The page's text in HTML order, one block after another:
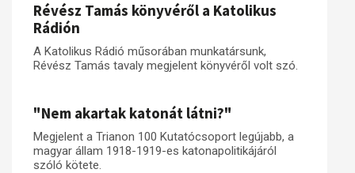
Révész Tamás könyvéről a Katolikus
Rádión
A Katolikus Rádió műsorában munkatársunk,
Révész Tamás tavaly megjelent könyvéről volt szó.
"Nem akartak katonát látni?"
Megjelent a Trianon 100 Kutatócsoport legújabb, a
magyar állam 1918-1919-es katonapolitikájáról
szóló kötete.